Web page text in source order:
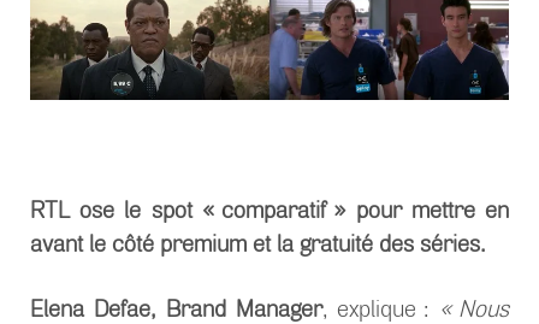
RTL ose le spot « comparatif » pour mettre en
avant le côté premium et la gratuité des séries.
Elena Defae, Brand Manager, explique : « Nous